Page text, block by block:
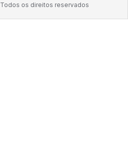
Todos os direitos reservados